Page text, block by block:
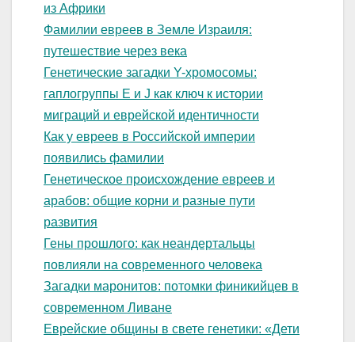
из Африки
Фамилии евреев в Земле Израиля:
путешествие через века
Генетические загадки Y-хромосомы:
гаплогруппы E и J как ключ к истории
миграций и еврейской идентичности
Как у евреев в Российской империи
появились фамилии
Генетическое происхождение евреев и
арабов: общие корни и разные пути
развития
Гены прошлого: как неандертальцы
повлияли на современного человека
Загадки маронитов: потомки финикийцев в
современном Ливане
Еврейские общины в свете генетики: «Дети